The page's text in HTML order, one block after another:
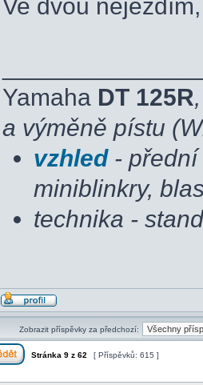
Ve dvou
Yamaha DT 125R
a výměně pístu
vzhled- přední
miniblinkry,
technika -
Zobrazit příspěvky za předchozí:
Stránka 9 z 62 [ Příspěvků: 615 ]